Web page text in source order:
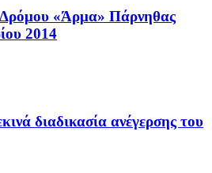
«Άρμα» Πάρνηθας
2014
διαδικασία ανέγερσης του